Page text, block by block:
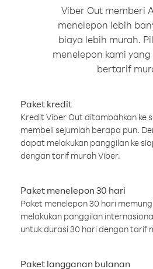
Viber Out memberi
menelepon lebih
biaya lebih murah.
menelepon kami
bertarif
Paket kredit
Kredit Viber Out ditambahkan ke
membeli sejumlah berapa pun.
dapat melakukan panggilan ke
dengan tarif murah Viber.
Paket menelepon 30 hari
Paket menelepon 30 hari
melakukan panggilan
untuk durasi 30 hari dengan tarif
Paket langganan bulanan